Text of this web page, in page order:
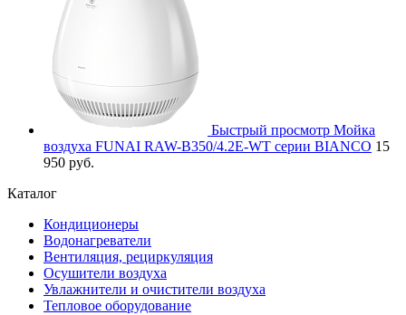
Быстрый просмотр Мойка
воздуха FUNAI RAW-B350/4.2E-WT серии BIANCO 15
950 руб.
Каталог
Кондиционеры
Водонагреватели
Вентиляция, рециркуляция
Осушители воздуха
Увлажнители и очистители воздуха
Тепловое оборудование